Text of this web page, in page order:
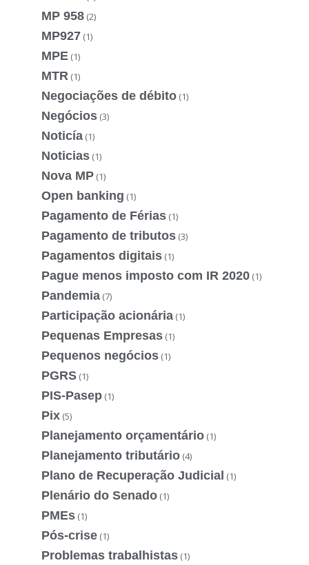
MP 958 (2)
MP927 (1)
MPE (1)
MTR (1)
Negociações de débito (1)
Negócios (3)
Noticía (1)
Noticias (1)
Nova MP (1)
Open banking (1)
Pagamento de Férias (1)
Pagamento de tributos (3)
Pagamentos digitais (1)
Pague menos imposto com IR 2020 (1)
Pandemia (7)
Participação acionária (1)
Pequenas Empresas (1)
Pequenos negócios (1)
PGRS (1)
PIS-Pasep (1)
Pix (5)
Planejamento orçamentário (1)
Planejamento tributário (4)
Plano de Recuperação Judicial (1)
Plenário do Senado (1)
PMEs (1)
Pós-crise (1)
Problemas trabalhistas (1)